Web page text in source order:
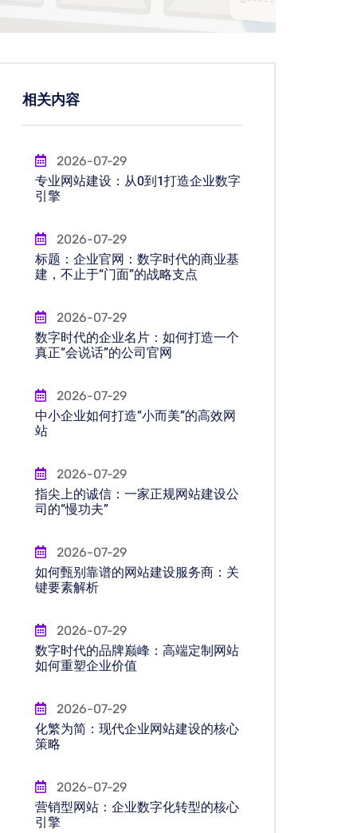
相关内容
2026-07-29
专业网站建设：从0到1打造企业数字
引擎
2026-07-29
标题：企业官网：数字时代的商业基
建，不止于“门面”的战略支点
2026-07-29
数字时代的企业名片：如何打造一个
真正“会说话”的公司官网
2026-07-29
中小企业如何打造“小而美”的高效网
站
2026-07-29
指尖上的诚信：一家正规网站建设公
司的“慢功夫”
2026-07-29
如何甄别靠谱的网站建设服务商：关
键要素解析
2026-07-29
数字时代的品牌巅峰：高端定制网站
如何重塑企业价值
2026-07-29
化繁为简：现代企业网站建设的核心
策略
2026-07-29
营销型网站：企业数字化转型的核心
引擎